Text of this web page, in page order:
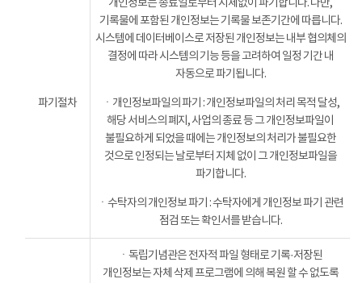
파기절차
개인정보는 종료일로부터 지체없이 파기합니다. 다만,
기록물에 포함된 개인정보는 기록물 보존기간에 따릅니다.
시스템에 데이터베이스로 저장된 개인정보는 내부 협의체의
결정에 따라 시스템의 기능 등을 고려하여 일정 기간 내
자동으로 파기됩니다.
ㆍ개인정보파일의 파기 : 개인정보파일의 처리 목적 달성,
해당 서비스의 폐지, 사업의 종료 등 그 개인정보파일이
불필요하게 되었을 때에는 개인정보의 처리가 불필요한
것으로 인정되는 날로부터 지체 없이 그 개인정보파일을
파기합니다.
ㆍ수탁자의 개인정보 파기 : 수탁자에게 개인정보 파기 관련
점검 또는 확인서를 받습니다.
ㆍ독립기념관은 전자적 파일 형태로 기록·저장된
개인정보는 자체 삭제 프로그램에 의해 복원 할 수 없도록